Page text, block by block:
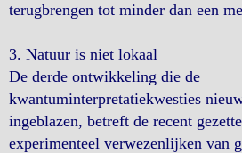
terugbrengen tot minder dan een
3. Natuur is niet lokaal
De derde ontwikkeling die de
kwantuminterpretatiekwesties
ingeblazen, betreft de recent
experimenteel verwezenlijken van